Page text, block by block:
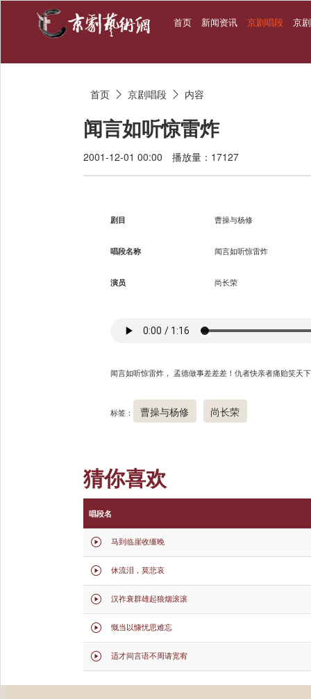
首页 新闻资讯 京剧唱段 京
首页  京剧唱段  内容
闻言如听惊雷炸
2001-12-01 00:00 播放量：17127
剧目 曹操与杨修
唱段名称 闻言如听惊雷炸
演员 尚长荣
闻言如听惊雷炸， 孟德做事差差差！仇者快亲者痛贻笑天
标签： 曹操与杨修 尚长荣
猜你喜欢
唱段名
 马到临崖收缰晚
 休流泪，莫悲哀
 汉祚衰群雄起狼烟滚滚
 慨当以慷忧思难忘
 适才间言语不周请宽宥